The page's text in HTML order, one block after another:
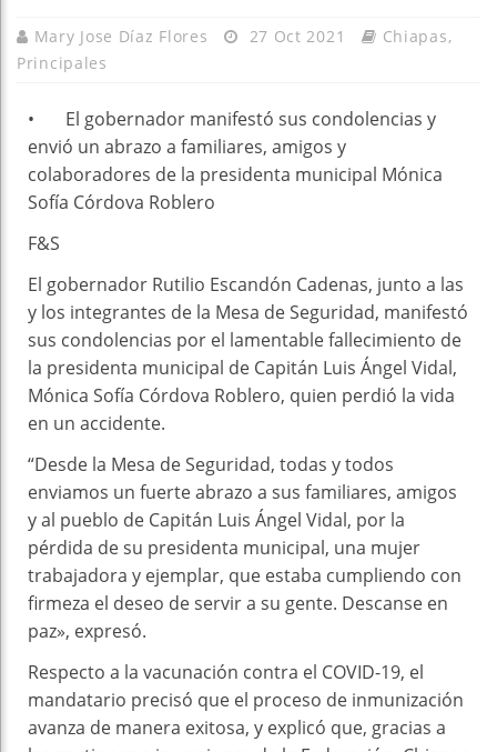
Mary Jose Díaz Flores 27 Oct 2021 Chiapas,
Principales
• El gobernador manifestó sus condolencias y
envió un abrazo a familiares, amigos y
colaboradores de la presidenta municipal Mónica
Sofía Córdova Roblero
F&S
El gobernador Rutilio Escandón Cadenas, junto a las
y los integrantes de la Mesa de Seguridad, manifestó
sus condolencias por el lamentable fallecimiento de
la presidenta municipal de Capitán Luis Ángel Vidal,
Mónica Sofía Córdova Roblero, quien perdió la vida
en un accidente.
“Desde la Mesa de Seguridad, todas y todos
enviamos un fuerte abrazo a sus familiares, amigos
y al pueblo de Capitán Luis Ángel Vidal, por la
pérdida de su presidenta municipal, una mujer
trabajadora y ejemplar, que estaba cumpliendo con
firmeza el deseo de servir a su gente. Descanse en
paz», expresó.
Respecto a la vacunación contra el COVID-19, el
mandatario precisó que el proceso de inmunización
avanza de manera exitosa, y explicó que, gracias a